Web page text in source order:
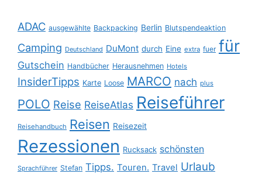
ADAC ausgewählte Backpacking Berlin Blutspendeaktion
Camping Deutschland DuMont durch Eine extra fuer für
Gutschein Handbücher Herausnehmen Hotels
InsiderTipps Karte Loose MARCO nach plus
POLO Reise ReiseAtlas Reiseführer
Reisehandbuch Reisen Reisezeit
Rezessionen Rucksack schönsten
Sprachführer Stefan Tipps. Touren. Travel Urlaub